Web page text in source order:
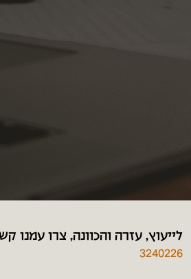
לייעוץ, עזרה והכוונה, צרו עמנו
3240226